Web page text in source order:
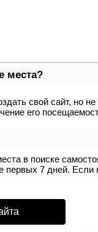
места?
свой сайт, но
его
в поиске
первых 7 дней.